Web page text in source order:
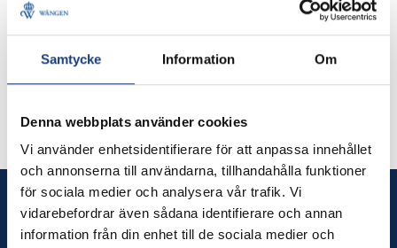
Samtycke Information Om
Denna webbplats använder cookies
Vi använder enhetsidentifierare för att anpassa innehållet
och annonserna till användarna, tillhandahålla funktioner
för sociala medier och analysera vår trafik. Vi
vidarebefordrar även sådana identifierare och annan
information från din enhet till de sociala medier och
Gräsklippning. Utbildning av kuskar.
Körundervisning; prova-på, introduktioner. Tar gärna
emot förfrågningar på olika uppdrag.
Uppdrag
Wången